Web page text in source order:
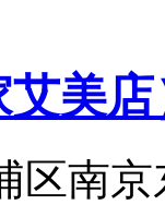
艾美
区南